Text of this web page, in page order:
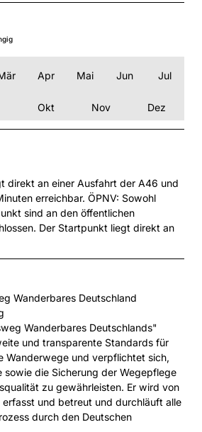
Apr Mai Jun Jul
Okt Nov Dez
direkt an einer Ausfahrt der A46 und
erreichbar. ÖPNV: Sowohl
sind an den öffentlichen
Der Startpunkt liegt direkt an
Wanderbares Deutschland
Wanderbares Deutschlands"
und transparente Standards für
Wanderwege und verpflichtet sich,
sowie die Sicherung der Wegepflege
zu gewährleisten. Er wird von
erfasst und betreut und durchläuft alle
durch den Deutschen